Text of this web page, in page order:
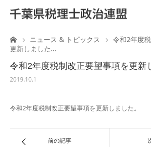
ニュース & トピックス
令和2年度
更新しました…
令和2年度税制改正要望事項を更新
2019.10.1
令和2年度税制改正要望事項を更新しました。
前の記事
ホーム
ご案内